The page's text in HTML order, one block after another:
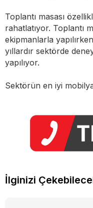
Toplantı masası
rahatlatıyor. Toplantı
ekipmanlarla
yıllardır sektörde
yapılıyor.
Sektörün en iyi
İlginizi